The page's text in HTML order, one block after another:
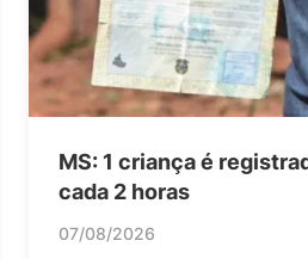
MS: 1 criança é
cada 2 horas
07/08/2026